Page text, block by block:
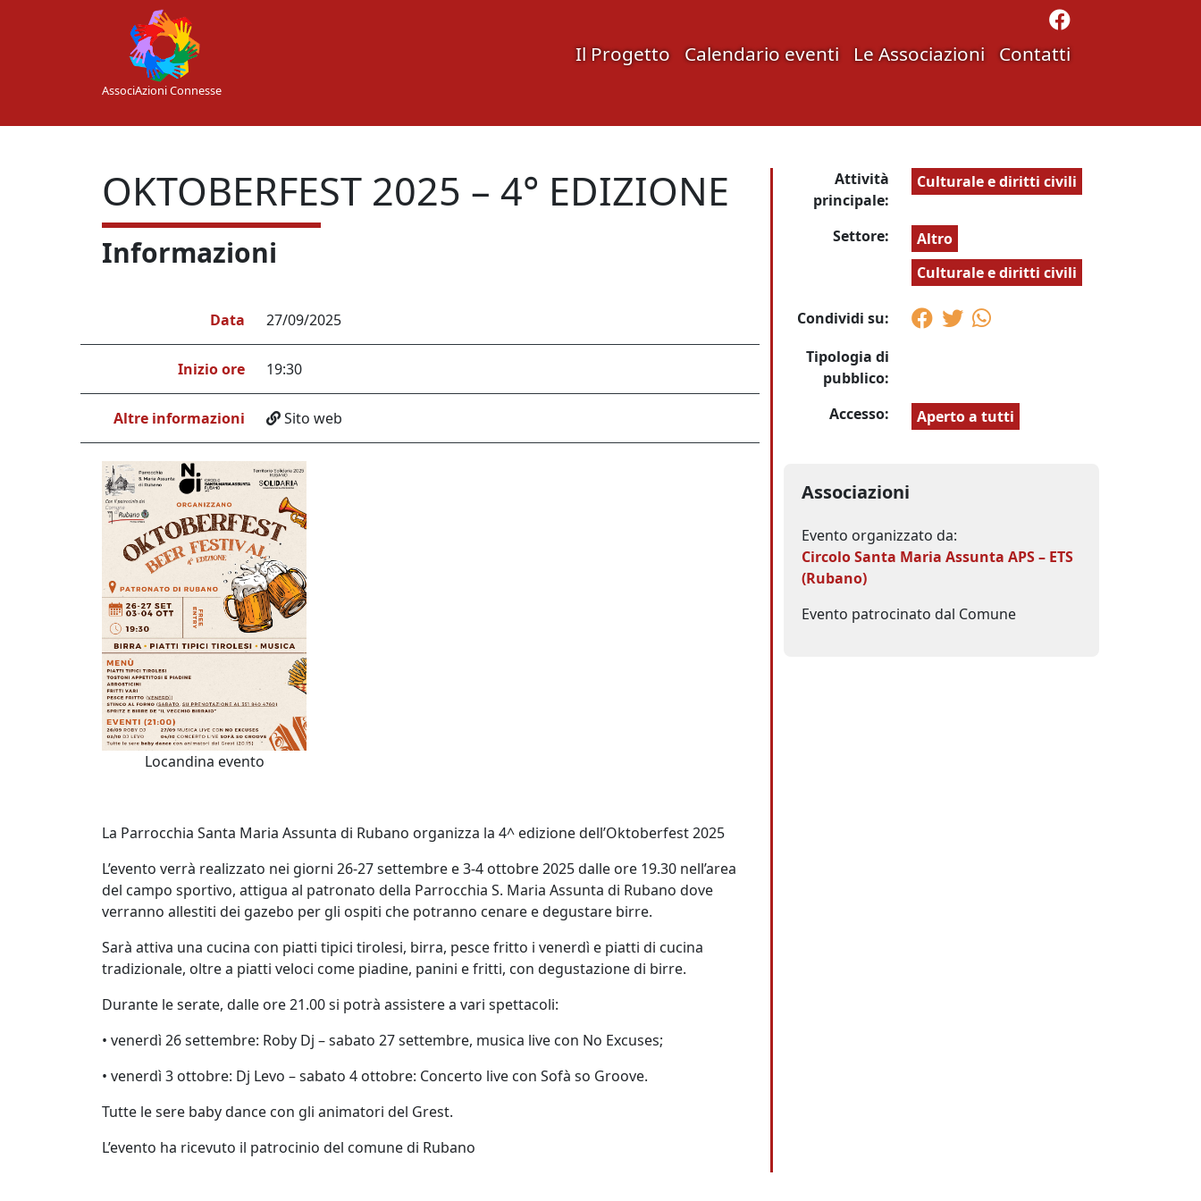
AssociAzioni Connesse
Il Progetto Calendario eventi Le Associazioni Contatti
OKTOBERFEST 2025 – 4° EDIZIONE
Informazioni
Data 27/09/2025
Inizio ore 19:30
Altre informazioni Sito web
Locandina evento
La Parrocchia Santa Maria Assunta di Rubano organizza la 4^ edizione dell’Oktoberfest 2025
L’evento verrà realizzato nei giorni 26-27 settembre e3-4 ottobre 2025dalle ore 19.30 nell’area
del campo sportivo, attigua al patronato della Parrocchia S. Maria Assunta di Rubano dove
verranno allestiti dei gazebo per gli ospiti che potranno cenare e degustare birre.
Sarà attiva una cucina con piatti tipici tirolesi, birra, pesce fritto i venerdì e piatti di cucina
tradizionale, oltre a piatti veloci come piadine, panini e fritti, con degustazione di birre.
Durante le serate, dalle ore 21.00 si potrà assistere a vari spettacoli:
• venerdì 26 settembre: Roby Dj – sabato 27 settembre, musica live con No Excuses;
• venerdì 3 ottobre: Dj Levo – sabato 4 ottobre: Concerto live con Sofà so Groove.
Tutte le sere baby dance con gli animatori del Grest.
L’evento ha ricevuto il patrocinio del comune di Rubano
Attività
principale:
Culturale e diritti civili
Settore:
Altro
Culturale e diritti civili
Condividi su:
Tipologia di
pubblico:
Accesso:
Aperto a tutti
Associazioni
Evento organizzato da:
Circolo Santa Maria Assunta APS – ETS
(Rubano)
Evento patrocinato dal Comune